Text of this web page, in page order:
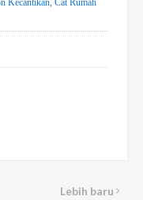
Kecantikan, Cat Rumah
Lebih baru